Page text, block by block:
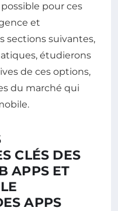
pour ces
et
sections suivantes,
étudierons
de ces options,
du marché qui
CLÉS DES
APPS ET
APPS